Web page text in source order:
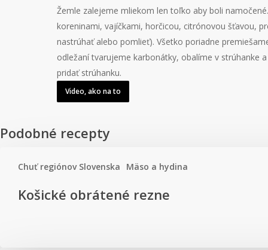
Žemle zalejeme mliekom len toľko aby boli
koreninami, vajíčkami, horčicou, citrónovou šťavou,
nastrúhať alebo pomlieť). Všetko poriadne
odležaní tvarujeme karbonátky, obalíme v strúhanke
pridať strúhanku.
Video, ako na to
Podobné recepty
Chuť regiónov Slovenska
Mäso a hydina
obrátenéKošické obrátené rezne